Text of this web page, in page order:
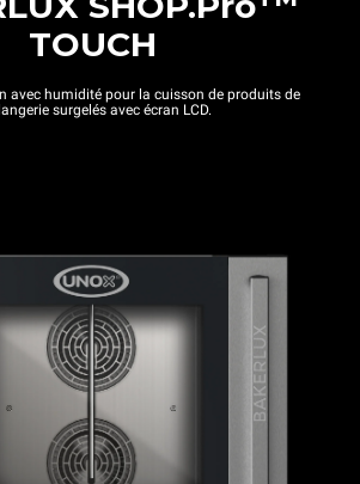
TOUCH
avec humidité pour la cuisson de produits de
surgelés avec écran LCD.